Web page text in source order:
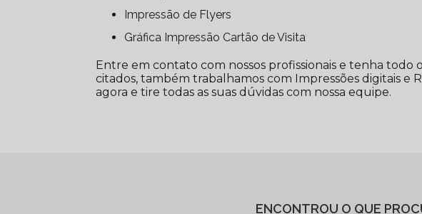
Impressão de Flyers
Gráfica Impressão Cartão de Visita
Entre em contato com nossos profissionais e tenha todo
citados, também trabalhamos com Impressões digitais e
agora e tire todas as suas dúvidas com nossa equipe.
ENCONTROU O QUE